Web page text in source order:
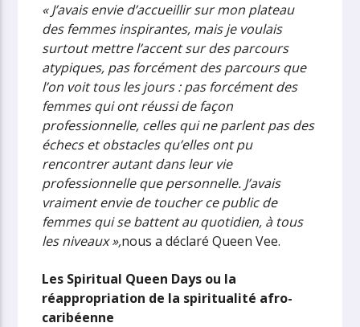
« J’avais envie d’accueillir sur mon plateau
des femmes inspirantes, mais je voulais
surtout mettre l’accent sur des parcours
atypiques, pas forcément des parcours que
l’on voit tous les jours : pas forcément des
femmes qui ont réussi de façon
professionnelle, celles qui ne parlent pas des
échecs et obstacles qu’elles ont pu
rencontrer autant dans leur vie
professionnelle que personnelle. J’avais
vraiment envie de toucher ce public de
femmes qui se battent au quotidien, à tous
les niveaux »,nous a déclaré Queen Vee.
Les Spiritual Queen Days ou la
réappropriation de la spiritualité afro-
caribéenne